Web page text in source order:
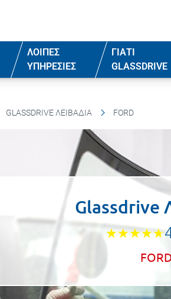
ΛΟΙΠΕΣ
ΥΠΗΡΕΣΙΕΣ
ΓΙΑΤΙ
GLASSDRIVE
GLASSDRIVE ΛΕΙΒΑΔΙΆ FORD
Glassdrive
FORD